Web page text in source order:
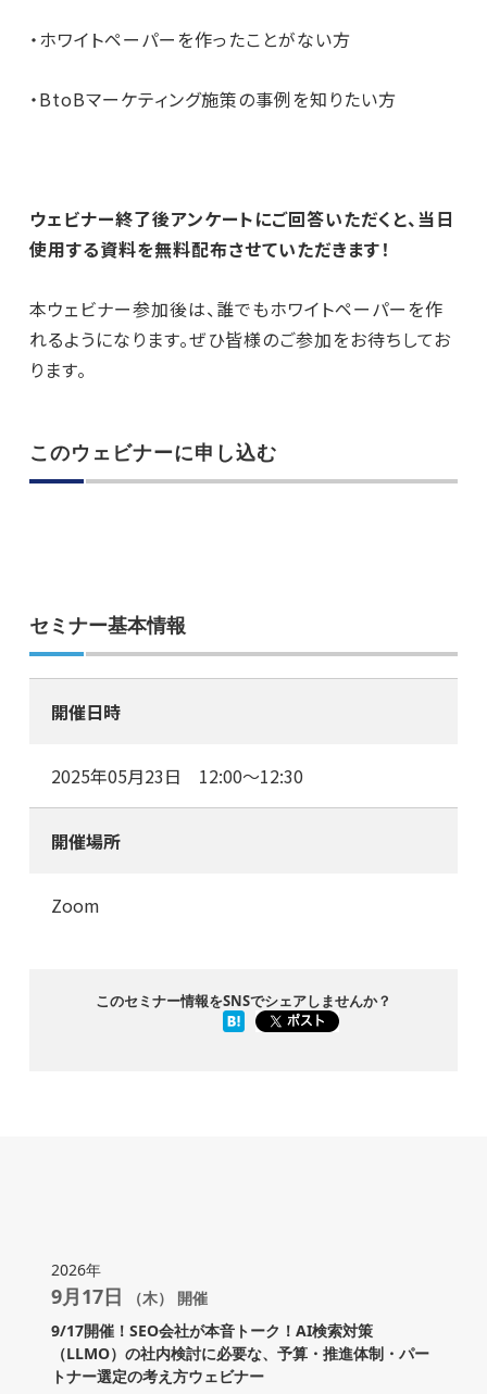
・ホワイトペーパーを作ったことがない方
・BtoBマーケティング施策の事例を知りたい方
ウェビナー終了後アンケートにご回答いただくと、当日
使用する資料を無料配布させていただきます！
本ウェビナー参加後は、誰でもホワイトペーパーを作
れるようになります。ぜひ皆様のご参加をお待ちしてお
ります。
このウェビナーに申し込む
セミナー基本情報
開催日時
2025年05月23日 12:00～12:30
開催場所
Zoom
このセミナー情報をSNSでシェアしませんか？
2026年
9月17日 （木） 開催
9/17開催！SEO会社が本音トーク！AI検索対策
（LLMO）の社内検討に必要な、予算・推進体制・パー
トナー選定の考え方ウェビナー